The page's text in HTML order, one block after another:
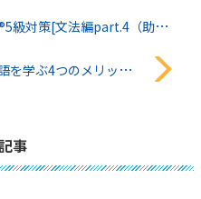
対策[文法編part.4（助動詞）]
メリットと選び方のポイント
事